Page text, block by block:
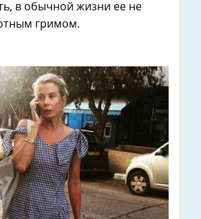
в обычной жизни ее не
гримом.